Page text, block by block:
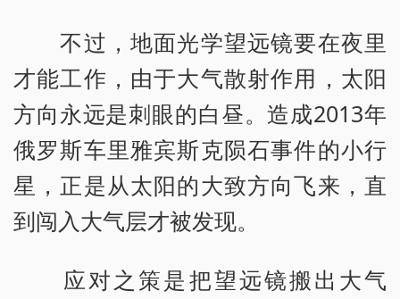
不过，地面光学望远镜要在夜里
才能工作，由于大气散射作用，太阳
方向永远是刺眼的白昼。造成2013年
俄罗斯车里雅宾斯克陨石事件的小行
星，正是从太阳的大致方向飞来，直
到闯入大气层才被发现。
应对之策是把望远镜搬出大气